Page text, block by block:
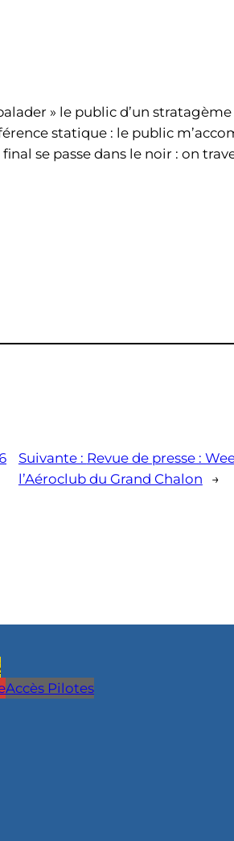
» le public d’un
statique : le public
se passe dans le noir : on
Suivante : Revue de presse :
l’Aéroclub du Grand Chalon
→
Accès Pilotes